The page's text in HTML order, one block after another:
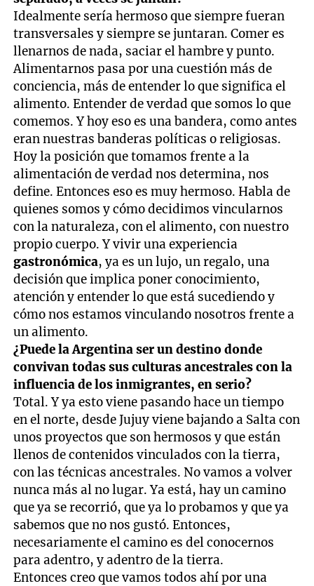
Idealmente sería hermoso que siempre fueran
transversales y siempre se juntaran. Comer es
llenarnos de nada, saciar el hambre y punto.
Alimentarnos pasa por una cuestión más de
conciencia, más de entender lo que significa el
alimento. Entender de verdad que somos lo que
comemos. Y hoy eso es una bandera, como antes
eran nuestras banderas políticas o religiosas.
Hoy la posición que tomamos frente a la
alimentación de verdad nos determina, nos
define. Entonces eso es muy hermoso. Habla de
quienes somos y cómo decidimos vincularnos
con la naturaleza, con el alimento, con nuestro
propio cuerpo. Y vivir una experiencia
gastronómica, ya es un lujo, un regalo, una
decisión que implica poner conocimiento,
atención y entender lo que está sucediendo y
cómo nos estamos vinculando nosotros frente a
un alimento.
¿Puede la Argentina ser un destino donde
convivan todas sus culturas ancestrales con la
influencia de los inmigrantes, en serio?
Total. Y ya esto viene pasando hace un tiempo
en el norte, desde Jujuy viene bajando a Salta con
unos proyectos que son hermosos y que están
llenos de contenidos vinculados con la tierra,
con las técnicas ancestrales. No vamos a volver
nunca más al no lugar. Ya está, hay un camino
que ya se recorrió, que ya lo probamos y que ya
sabemos que no nos gustó. Entonces,
necesariamente el camino es del conocernos
para adentro, y adentro de la tierra.
Entonces creo que vamos todos ahí por una